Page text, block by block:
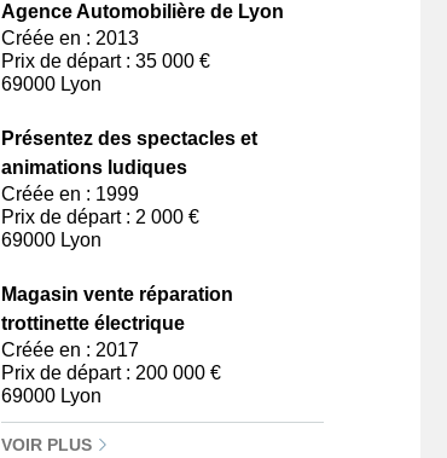
Agence Automobilière de Lyon
Créée en : 2013
Prix de départ : 35 000 €
69000 Lyon
Présentez des spectacles et
animations ludiques
Créée en : 1999
Prix de départ : 2 000 €
69000 Lyon
Magasin vente réparation
trottinette électrique
Créée en : 2017
Prix de départ : 200 000 €
69000 Lyon
VOIR PLUS